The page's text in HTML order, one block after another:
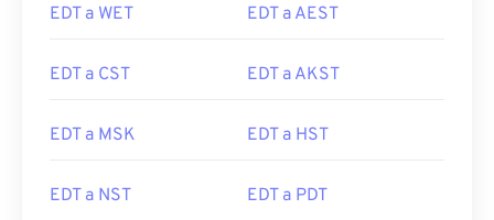
EDT a WET EDT a AEST
EDT a CST EDT a AKST
EDT a MSK EDT a HST
EDT a NST EDT a PDT